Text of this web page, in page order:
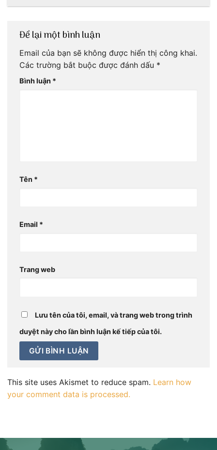
Để lại một bình luận
Email của bạn sẽ không được hiển thị công khai.
Các trường bắt buộc được đánh dấu *
Bình luận *
Tên *
Email *
Trang web
Lưu tên của tôi, email, và trang web trong trình
duyệt này cho lần bình luận kế tiếp của tôi.
This site uses Akismet to reduce spam. Learn how
your comment data is processed.